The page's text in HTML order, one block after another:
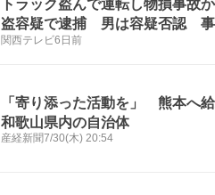
トラック盗んで運転し物損事故
盗容疑で逮捕 男は容疑否認 事
コール検出 和歌山県警
関西テレビ6日前
「寄り添った活動を」 熊本へ
和歌山県内の自治体
産経新聞7/30(木) 20:54